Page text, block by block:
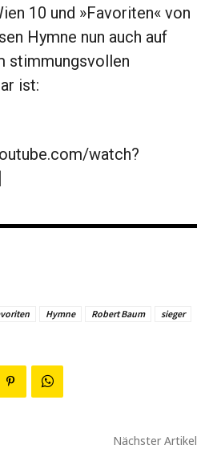
10 und »Favoriten« von
Hymne nun auch auf
stimmungsvollen
ist:
watch?
Hymne Robert Baum
sieger
Nächster Artikel